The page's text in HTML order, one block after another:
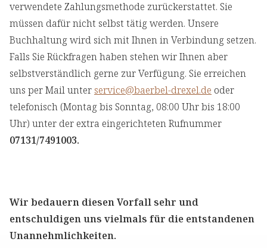
verwendete Zahlungsmethode zurückerstattet. Sie
müssen dafür nicht selbst tätig werden. Unsere
Buchhaltung wird sich mit Ihnen in Verbindung setzen.
Falls Sie Rückfragen haben stehen wir Ihnen aber
selbstverständlich gerne zur Verfügung. Sie erreichen
uns per Mail unter service@baerbel-drexel.de oder
telefonisch (Montag bis Sonntag, 08:00 Uhr bis 18:00
Uhr) unter der extra eingerichteten Rufnummer
07131/7491003.
Wir bedauern diesen Vorfall sehr und
entschuldigen uns vielmals für die entstandenen
Unannehmlichkeiten.